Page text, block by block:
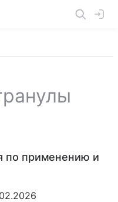
по применению и